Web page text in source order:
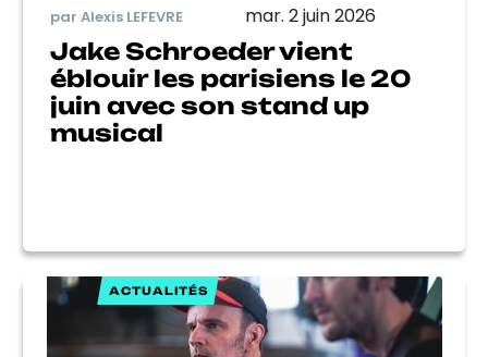
par Alexis LEFEVRE mar. 2 juin 2026
Jake Schroeder vient
éblouir les parisiens le 20
juin avec son stand up
musical
ACTUALITÉS